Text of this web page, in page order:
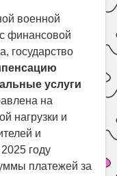
военной
финансовой
государство
услуги
на
нагрузки и
и
году
платежей за